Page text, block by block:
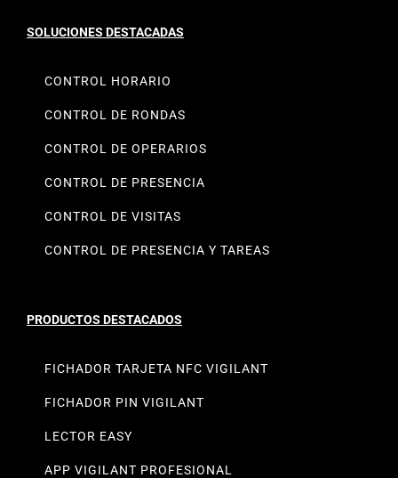
SOLUCIONES DESTACADAS
CONTROL HORARIO
CONTROL DE RONDAS
CONTROL DE OPERARIOS
CONTROL DE PRESENCIA
CONTROL DE VISITAS
CONTROL DE PRESENCIA Y TAREAS
PRODUCTOS DESTACADOS
FICHADOR TARJETA NFC VIGILANT
FICHADOR PIN VIGILANT
LECTOR EASY
APP VIGILANT PROFESIONAL